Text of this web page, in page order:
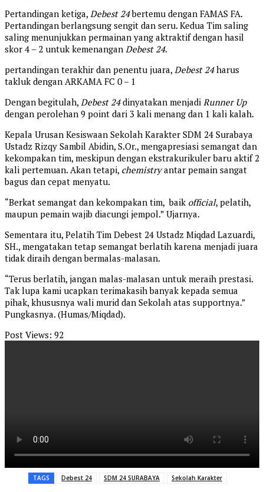
Pertandingan ketiga, Debest 24bertemu dengan FAMAS FA.
Pertandingan berlangsung sengit dan seru. Kedua Tim saling
saling menunjukkan permainan yang aktraktif dengan hasil
skor 4 – 2 untuk kemenangan Debest 24.
pertandingan terakhir dan penentu juara, Debest 24harus
takluk dengan ARKAMA FC 0 – 1
Dengan begitulah, Debest 24dinyatakan menjadi Runner Up
dengan perolehan 9 point dari 3 kali menang dan 1 kali kalah.
Kepala Urusan Kesiswaan Sekolah Karakter SDM 24 Surabaya
Ustadz Rizqy Sambil Abidin, S.Or., mengapresiasi semangat dan
kekompakan tim, meskipun dengan ekstrakurikuler baru aktif 2
kali pertemuan. Akan tetapi, chemistryantar pemain sangat
bagus dan cepat menyatu.
“Berkat semangat dan kekompakan tim, baik official, pelatih,
maupun pemain wajib diacungi jempol.” Ujarnya.
Sementara itu, Pelatih Tim Debest 24 Ustadz Miqdad Lazuardi,
SH., mengatakan tetap semangat berlatih karena menjadi juara
tidak diraih dengan bermalas-malasan.
“Terus berlatih, jangan malas-malasan untuk meraih prestasi.
Tak lupa kami ucapkan terimakasih banyak kepada semua
pihak, khususnya wali murid dan Sekolah atas supportnya.”
Pungkasnya. (Humas/Miqdad).
Post Views: 92
TAGS Debest 24 SDM 24 SURABAYA Sekolah Karakter